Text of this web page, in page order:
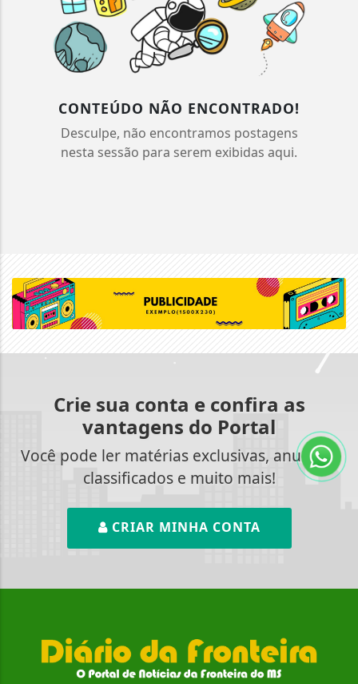
CONTEÚDO NÃO ENCONTRADO!
Desculpe, não encontramos postagens
nesta sessão para serem exibidas aqui.
Crie sua conta e confira as
vantagens do Portal
Você pode ler matérias exclusivas, anunciar
classificados e muito mais!
CRIAR MINHA CONTA